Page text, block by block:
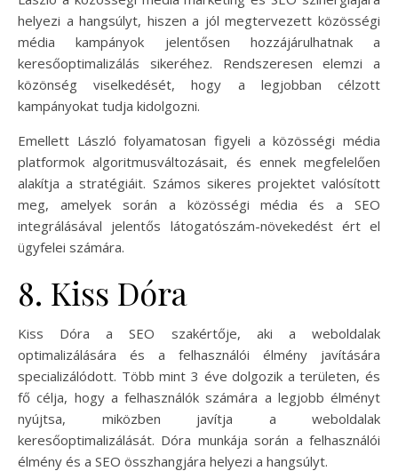
helyezi a hangsúlyt, hiszen a jól megtervezett közösségi
média kampányok jelentősen hozzájárulhatnak a
keresőoptimalizálás sikeréhez. Rendszeresen elemzi a
közönség viselkedését, hogy a legjobban célzott
kampányokat tudja kidolgozni.
Emellett László folyamatosan figyeli a közösségi média
platformok algoritmusváltozásait, és ennek megfelelően
alakítja a stratégiáit. Számos sikeres projektet valósított
meg, amelyek során a közösségi média és a SEO
integrálásával jelentős látogatószám-növekedést ért el
ügyfelei számára.
8. Kiss Dóra
Kiss Dóra a SEO szakértője, aki a weboldalak
optimalizálására és a felhasználói élmény javítására
specializálódott. Több mint 3 éve dolgozik a területen, és
fő célja, hogy a felhasználók számára a legjobb élményt
nyújtsa, miközben javítja a weboldalak
keresőoptimalizálását. Dóra munkája során a felhasználói
élmény és a SEO összhangjára helyezi a hangsúlyt.